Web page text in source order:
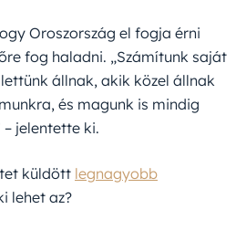
Oroszország el fogja érni
fog haladni. „Számítunk saját
állnak, akik közel állnak
és magunk is mindig
– jelentette ki.
küldött legnagyobb
lehet az?